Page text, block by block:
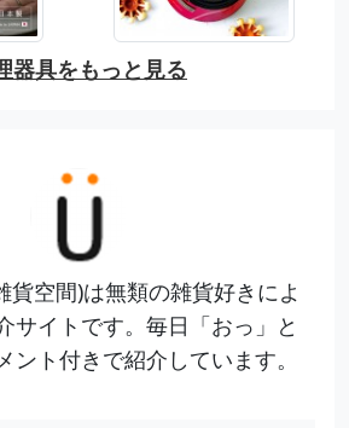
器具をもっと見る
空間)は無類の雑貨好きによ
サイトです。毎日「おっ」と
ント付きで紹介しています。